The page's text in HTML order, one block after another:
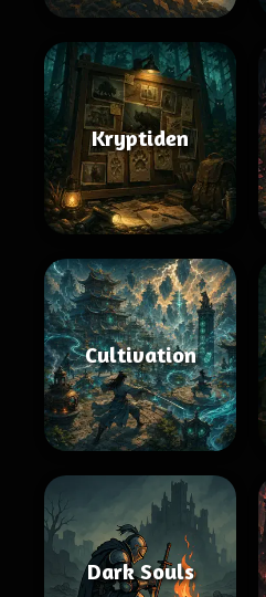
Kryptiden
Cultivation
Dark Souls